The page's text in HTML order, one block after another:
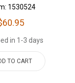
1530524
in 1-3 days
TO CART